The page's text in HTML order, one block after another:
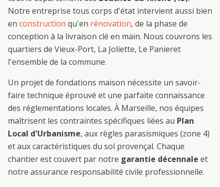
Notre entreprise tous corps d'état intervient aussi bien
en construction qu'en rénovation, de la phase de
conception à la livraison clé en main. Nous couvrons les
quartiers de Vieux-Port, La Joliette, Le Panieret
l'ensemble de la commune.
Un projet de fondations maison nécessite un savoir-
faire technique éprouvé et une parfaite connaissance
des réglementations locales. À Marseille, nos équipes
maîtrisent les contraintes spécifiques liées au Plan
Local d'Urbanisme, aux règles parasismiques (zone 4)
et aux caractéristiques du sol provençal. Chaque
chantier est couvert par notre garantie décennale et
notre assurance responsabilité civile professionnelle.